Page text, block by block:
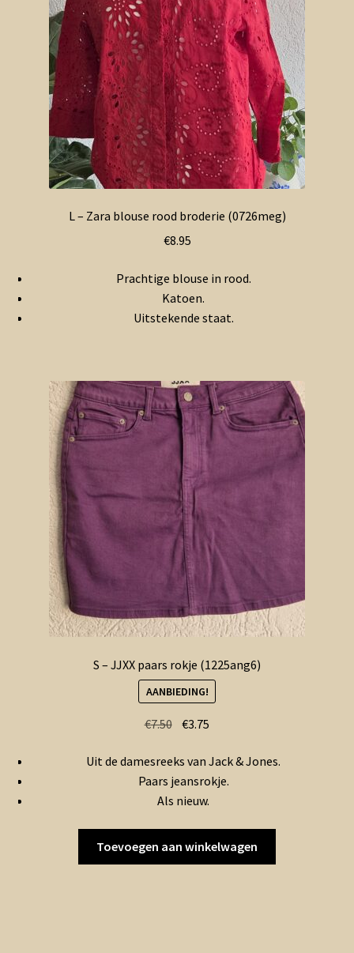
L – Zara blouse rood broderie (0726meg)
€8.95
Prachtige blouse in rood.
Katoen.
Uitstekende staat.
S – JJXX paars rokje (1225ang6)
AANBIEDING!
€7.50 Oorspronkelijke
was:
€7.50.
€3.75
is:
€3.75.
Uit de damesreeks van Jack & Jones.
Paars jeansrokje.
Als nieuw.
Toevoegen aan winkelwagen